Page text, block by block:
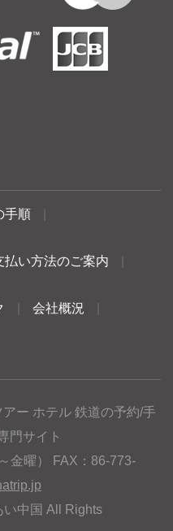
手順
払い方法のご案内
会社概況
ー ホテル 鉄道の予約/手
門サイト
金曜） FAX：86-773-
中国 All Rights